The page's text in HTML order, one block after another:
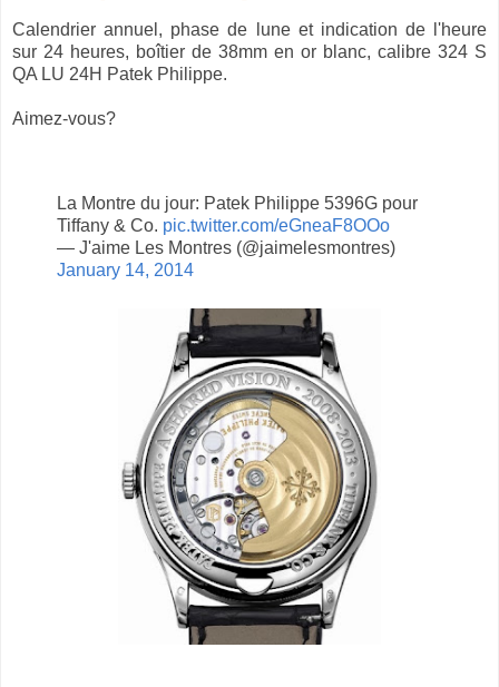
Calendrier annuel, phase de lune et indication de l'heure
sur 24 heures, boîtier de 38mm en or blanc, calibre 324 S
QA LU 24H Patek Philippe.
Aimez-vous?
La Montre du jour: Patek Philippe 5396G pour
Tiffany & Co. pic.twitter.com/eGneaF8OOo
— J'aime Les Montres (@jaimelesmontres)
January 14, 2014